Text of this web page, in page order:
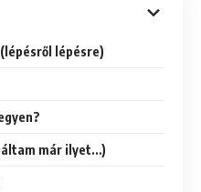
lépésre)
már ilyet…)